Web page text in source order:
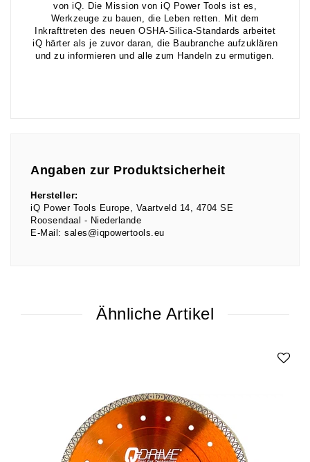
von iQ. Die Mission von iQ Power Tools ist es,
Werkzeuge zu bauen, die Leben retten. Mit dem
Inkrafttreten des neuen OSHA-Silica-Standards arbeitet
iQ härter als je zuvor daran, die Baubranche aufzuklären
und zu informieren und alle zum Handeln zu ermutigen.
Angaben zur Produktsicherheit
Hersteller:
iQ Power Tools Europe
Vaartveld 14
4704 SE
Roosendaal
Niederlande
E-Mail: sales@iqpowertools.eu
Ähnliche Artikel